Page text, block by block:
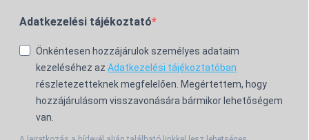
Adatkezelési tájékoztató
Önkéntesen hozzájárulok személyes adataim
kezeléséhez az Adatkezelési tájékoztatóban
részletezetteknek megfelelően. Megértettem, hogy
hozzájárulásom visszavonására bármikor lehetőségem
van.